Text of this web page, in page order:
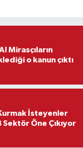
o kanun çıktı
İsteyenler
Sektör Öne Çıkıyor